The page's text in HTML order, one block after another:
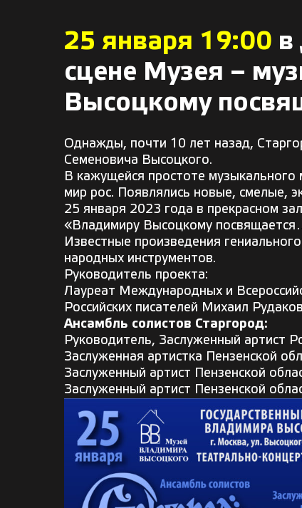
25 января 19:00 в
сцене Музея –
Высоцкому
Однажды, почти 10 лет назад,
Семеновича Высоцкого.
В кажущейся простоте
мир рос. Появлялись новые, смелые,
25 января 2023 года в прекрасном
«Владимиру Высоцкому
Известные произведения
народных инструментов.
Руководитель проекта:
Лауреат Международных и
Российских писателей Михаил
Ансамбль солистов Старгород:
Руководитель, Заслуженный артист
Заслуженная артистка Пензенской
Заслуженный артист Пензенской
Заслуженный артист Пензенской